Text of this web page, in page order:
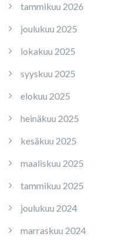
tammikuu 2026
joulukuu 2025
lokakuu 2025
syyskuu 2025
elokuu 2025
heinäkuu 2025
kesäkuu 2025
maaliskuu 2025
tammikuu 2025
joulukuu 2024
marraskuu 2024